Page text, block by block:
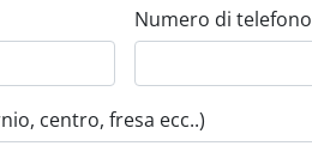
Numero di telefono
centro, fresa ecc..)